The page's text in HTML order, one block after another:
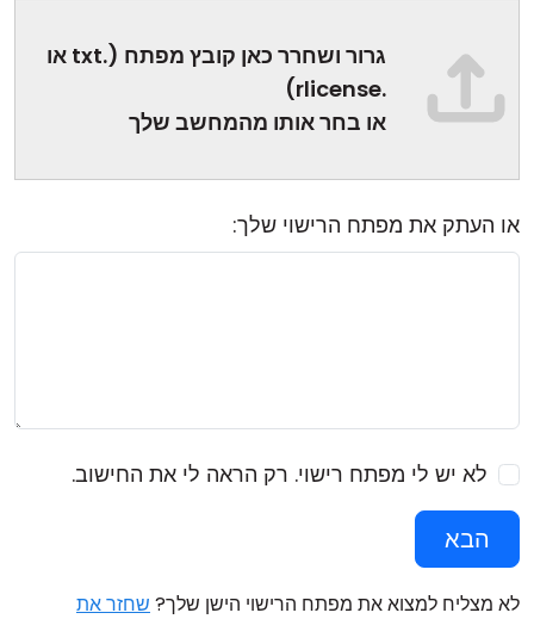
גרור ושחרר כאן קובץ מפתח (.txt או
.rlicense)
או בחר אותו מהמחשב שלך
או העתק את מפתח הרישוי שלך:
לא יש לי מפתח רישוי. רק הראה לי את החישוב.
הבא
לא מצליח למצוא את מפתח הרישוי הישן שלך? שחזר את